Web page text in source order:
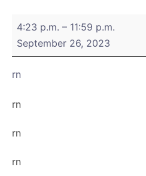
Super
Tuesday
"Künstliche
Regulierung
Innovation
Blick
den
4:23 p.m. – 11:59 p.m.
September 26, 2023
rn
rn
rn
rn